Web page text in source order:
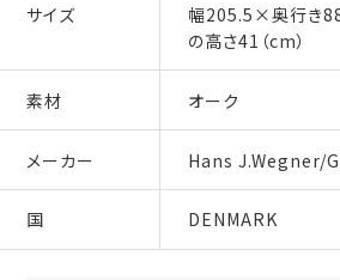
サイズ
幅205.5×奥行き
の高さ41（cm）
素材 オーク
メーカー Hans J.Wegner/
国 DENMARK